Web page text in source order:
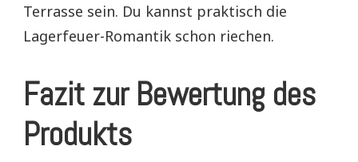
Terrasse sein. Du kannst praktisch die
Lagerfeuer-Romantik schon riechen.
Fazit zur Bewertung des
Produkts